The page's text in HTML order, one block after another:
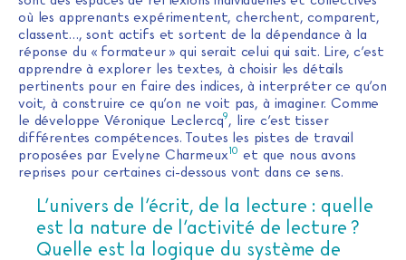
où les apprenants expérimentent, cherchent, comparent,
classent…, sont actifs et sortent de la dépendance à la
réponse du « formateur » qui serait celui qui sait. Lire, c’est
apprendre à explorer les textes, à choisir les détails
pertinents pour en faire des indices, à interpréter ce qu’on
voit, à construire ce qu’on ne voit pas, à imaginer. Comme
le développe Véronique Leclercq9, lire c’est tisser
différentes compétences. Toutes les pistes de travail
proposées par Evelyne Charmeux10 et que nous avons
reprises pour certaines ci-dessous vont dans ce sens.
L’univers de l’écrit, de la lecture : quelle
est la nature de l’activité de lecture ?
Quelle est la logique du système de